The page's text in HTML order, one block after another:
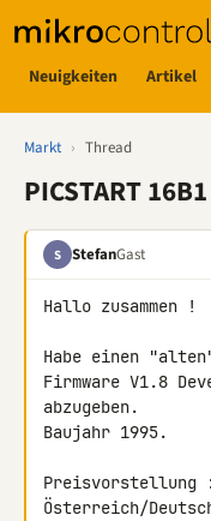
Neuigkeiten Artikel
Markt › Thread
PICSTART
S StefanGast
Hallo zusammen !
Habe einen
Firmware V1.8
abzugeben.
Baujahr 1995.
Preisvorstellung
Österreich/